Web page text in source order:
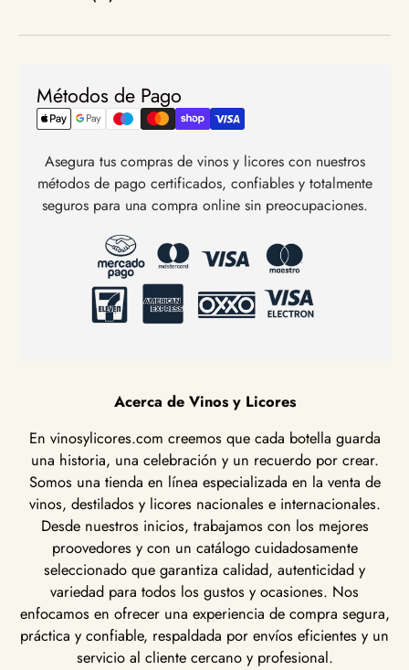
Métodos de Pago
Asegura tus compras de vinos y licores con nuestros
métodos de pago certificados, confiables y totalmente
seguros para una compra online sin preocupaciones.
Acerca de Vinos y Licores
En vinosylicores.com creemos que cada botella guarda
una historia, una celebración y un recuerdo por crear.
Somos una tienda en línea especializada en la venta de
vinos, destilados y licores nacionales e internacionales.
Desde nuestros inicios, trabajamos con los mejores
proovedores y con un catálogo cuidadosamente
seleccionado que garantiza calidad, autenticidad y
variedad para todos los gustos y ocasiones. Nos
enfocamos en ofrecer una experiencia de compra segura,
práctica y confiable, respaldada por envíos eficientes y un
servicio al cliente cercano y profesional.